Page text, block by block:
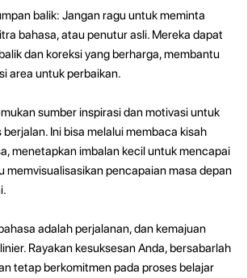
balik: Jangan ragu untuk meminta
bahasa, atau penutur asli. Mereka dapat
dan koreksi yang berharga, membantu
area untuk perbaikan.
sumber inspirasi dan motivasi untuk
Ini bisa melalui membaca kisah
menetapkan imbalan kecil untuk mencapai
memvisualisasikan pencapaian masa depan
adalah perjalanan, dan kemajuan
Rayakan kesuksesan Anda, bersabarlah
tetap berkomitmen pada proses belajar